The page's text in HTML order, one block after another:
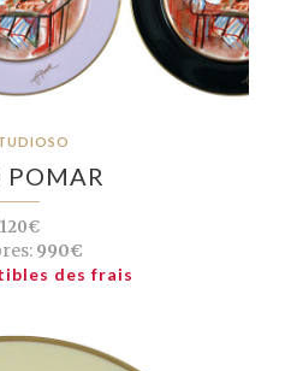
POMAR
990€
des frais